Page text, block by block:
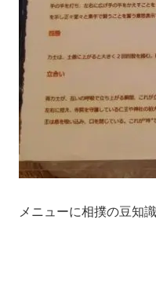
メニューに相撲の豆知